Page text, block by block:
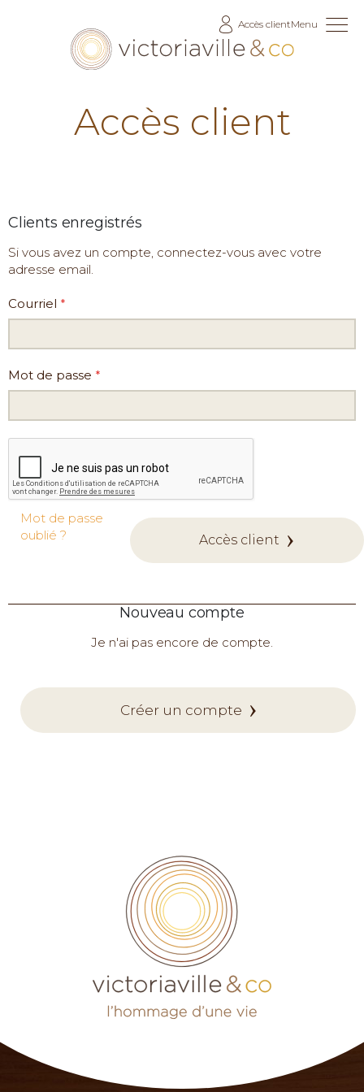
Accès clientMenu
Accès client
Nouveau compte
Je n'ai pas encore de compte.
Créer un compte
Clients enregistrés
Si vous avez un compte, connectez-vous avec votre
adresse email.
Courriel
Mot de passe
Accès client
Mot de passe
oublié ?